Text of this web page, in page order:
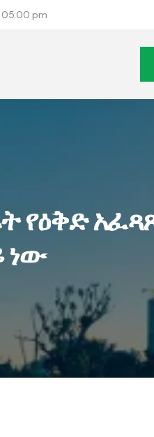
05:00 pm
የዕቅድ
ነው